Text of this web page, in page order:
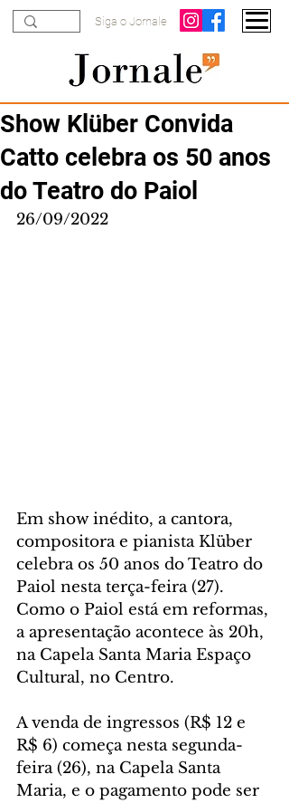
Siga o Jornale
Show Klüber Convida
Catto celebra os 50 anos
do Teatro do Paiol
26/09/2022
Em show inédito, a cantora,
compositora e pianista Klüber
celebra os 50 anos do Teatro do
Paiol nesta terça-feira (27).
Como o Paiol está em reformas,
a apresentação acontece às 20h,
na Capela Santa Maria Espaço
Cultural, no Centro.
A venda de ingressos (R$ 12 e
R$ 6) começa nesta segunda-
feira (26), na Capela Santa
Maria, e o pagamento pode ser